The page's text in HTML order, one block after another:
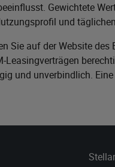
Gewichtete
und
Sie auf der Website des
und unverbindlich.